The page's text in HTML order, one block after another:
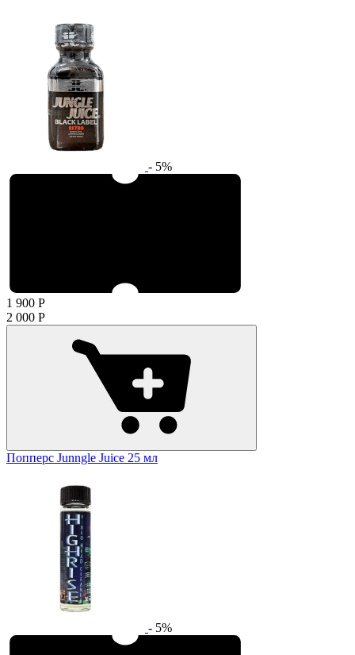
- 5%
1 900 Р
2 000 Р
Попперс Junngle Juice 25 мл
- 5%